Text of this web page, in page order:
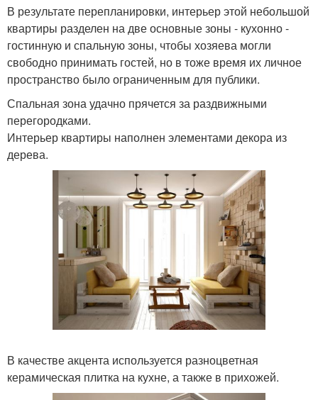
В результате перепланировки, интерьер этой небольшой
квартиры разделен на две основные зоны - кухонно -
гостинную и спальную зоны, чтобы хозяева могли
свободно принимать гостей, но в тоже время их личное
пространство было ограниченным для публики.
Спальная зона удачно прячется за раздвижными
перегородками.
Интерьер квартиры наполнен элементами декора из
дерева.
В качестве акцента используется разноцветная
керамическая плитка на кухне, а также в прихожей.